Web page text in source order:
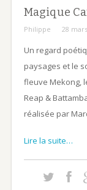
Magique
Philippe 28
Un regard
paysages et le
fleuve Mekong,
Reap &
réalisée par
Lire la suite…